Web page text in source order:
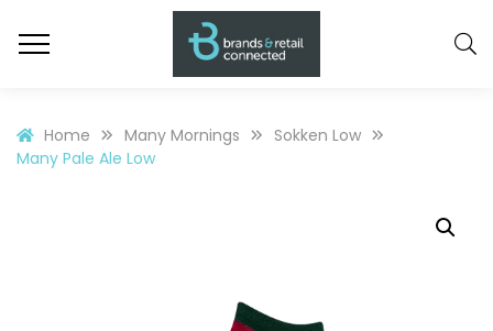
Home Many Mornings
Sokken Low
Many Pale Ale Low